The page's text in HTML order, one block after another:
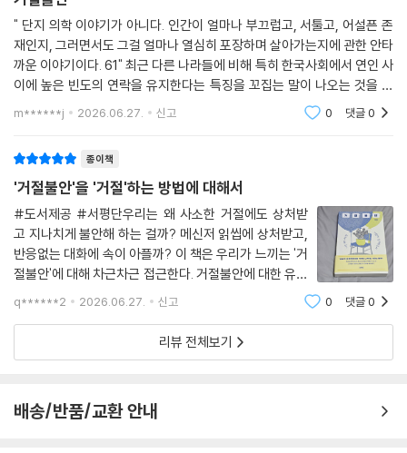
만 년의 진화사는 우리 뇌에 이 강력한 방정식을 깊이 새겨놓았다. 혼자 있
는 것은 위험하다. 그 결과 인류는 타인과의 연결에 민감하도록 우리 자신
을 ‘자기가축화’시켰다. 그 ‘자기가축화’의 결과가 바로 거절불안이다.
이 관점에서 보면 거절불안은 결함이 아니라 인간이라는 종이 너무나 성공
것이다. 오늘날 우리는 사바나에서 살지도, 사자를 만나지도 않지만 뇌는
끊임없이 사회적 신호를 확인한다. SNS에서 하루에 수백 명과 상호작용
하고, 잠깐의 실수도 영원히 기록되는 세계. 뇌는 여전히 이를 중대한 생존
의 문제로 받아들인다. 비상벨은 남았지만 비상구는 사라졌다. 그리고 이
불안은 인간이 만들어낸 가장 거대한 사고체계인 종교로 이어진다.
종교로 이어진 ‘거절불안’
거절당한 자를 위한 구원은 있는가?
거절에 대한 두려움은 일상에서만 적용되는 것이 아니라 추상적 개념과 철
학적 사고로까지 이어진다. 저자는 거절불안의 흔적이 종교와 신화 속에도
신에게 거절당한 분노에서 비롯되었다. 신에게 선택받았다는 믿음은 동시
" 단지 의학 이야기가 아니다. 인간이 얼마나 부끄럽고, 서툴고, 어설픈 존
재인지, 그러면서도 그걸 얼마나 열심히 포장하며 살아가는지에 관한 안타
까운 이야기이다. 61" 최근 다른 나라들에 비해 특히 한국사회에서 연인 사
이에 높은 빈도의 연락을 유지한다는 특징을 꼬집는 말이 나오는 것을 보
게 되었다. 연인 간 하루에 몇 번이나 연락을 하는지 간단한 질문으로 시작
된 그 문제
m******j 2026.06.27. 신고 0 댓글0
종이책
'거절불안'을 '거절'하는 방법에 대해서
#도서제공 #서평단우리는 왜 사소한 거절에도 상처받
고 지나치게 불안해 하는 걸까? 메신저 읽씹에 상처받고,
반응없는 대화에 속이 아플까? 이 책은 우리가 느끼는 '거
절불안'에 대해 차근차근 접근한다. 거절불안에 대한 유형
을 소개하고, 그 원인을 사회와 문화를 접목시켜 동서양의
차이를 들어 설명한다. 이어 인류의 역사를 쭉 살피며 불
안과 구원에 대해 얘기한 뒤 마지막으로 '거
q******2 2026.06.27. 신고 0 댓글0
리뷰 전체보기
배송/반품/교환 안내